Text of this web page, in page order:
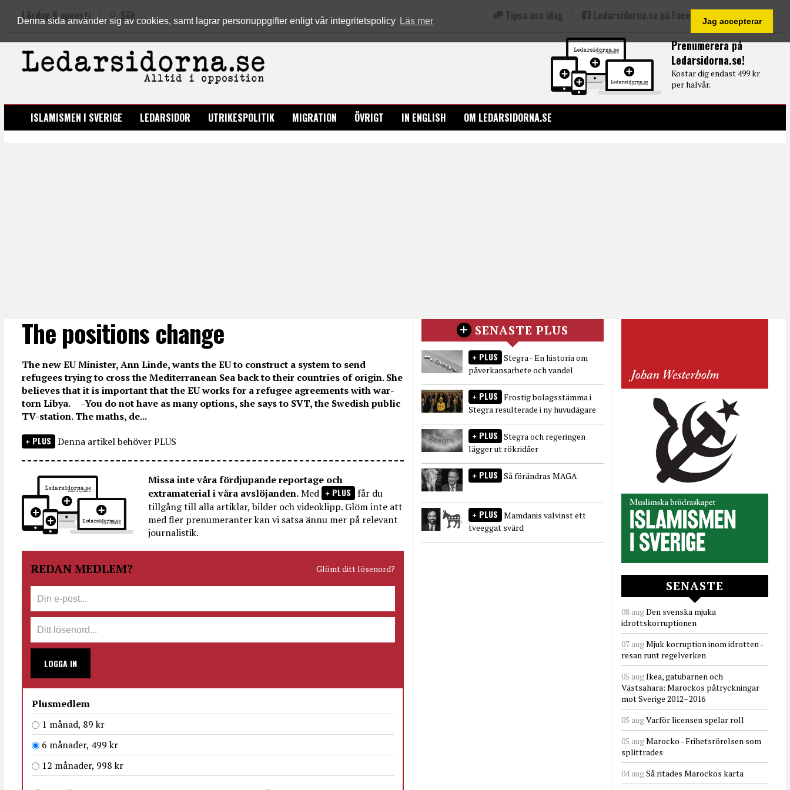
Denna sida använder sig av cookies, samt lagrar personuppgifter enligt vår integritetspolicy Läs mer Jag accepterar
Prenumerera på
Ledarsidorna.se!
Kostar dig endast 499 kr
per halvår.
Lördag 8 augusti Sök Tipsa oss idag Ledarsidorna.se på Facebook
LEDARSIDORNA.SE
ISLAMISMEN I SVERIGE LEDARSIDOR UTRIKESPOLITIK MIGRATION ÖVRIGT IN ENGLISH OM LEDARSIDORNA.SE
The positions change
The new EU Minister, Ann Linde, wants the EU to construct a system to send
refugees trying to cross the Mediterranean Sea back to their countries of origin. She
believes that it is important that the EU works for a refugee agreements with war-
torn Libya. -You do not have as many options, she says to SVT, the Swedish public
TV-station. The maths, de...
PLUS Denna artikel behöver PLUS
Missa inte våra fördjupande reportage och
extramaterial i våra avslöjanden.Med PLUS får du
tillgång till alla artiklar, bilder och videoklipp. Glöm inte att
med fler prenumeranter kan vi satsa ännu mer på relevant
journalistik.
REDAN MEDLEM? Glömt ditt lösenord?
LOGGA IN
Plusmedlem
1 månad, 89 kr
6 månader, 499 kr
12 månader, 998 kr
SENASTE PLUS
PLUS Stegra - En historia om
påverkansarbete och vandel
PLUS Frostig bolagsstämma i
Stegra resulterade i ny huvudägare
PLUS Stegra och regeringen
lägger ut rökridåer
PLUS Så förändras MAGA
PLUS Mamdanis valvinst ett
tveeggat svärd
SENASTE
08 augDen svenska mjuka
idrottskorruptionen
07 augMjuk korruption inom idrotten -
resan runt regelverken
05 augIkea, gatubarnen och
Västsahara: Marockos påtryckningar
mot Sverige 2012–2016
05 augVarför licensen spelar roll
05 augMarocko - Frihetsrörelsen som
splittrades
04 augSå ritades Marockos karta